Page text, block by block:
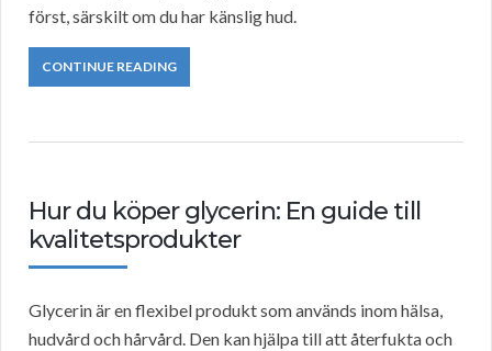
först, särskilt om du har känslig hud.
CONTINUE READING
Hur du köper glycerin: En guide till
kvalitetsprodukter
Glycerin är en flexibel produkt som används inom hälsa,
hudvård och hårvård. Den kan hjälpa till att återfukta och